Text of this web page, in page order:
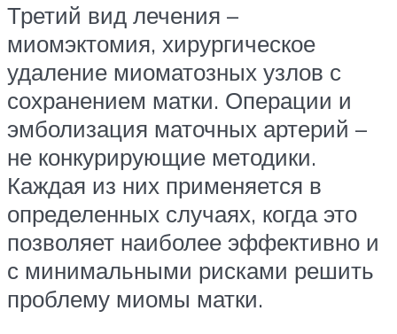
Третий вид лечения –
миомэктомия, хирургическое
удаление миоматозных узлов с
сохранением матки. Операции и
эмболизация маточных артерий –
не конкурирующие методики.
Каждая из них применяется в
определенных случаях, когда это
позволяет наиболее эффективно и
с минимальными рисками решить
проблему миомы матки.